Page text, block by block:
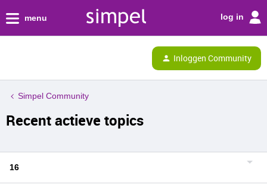
menu log in
Inloggen Community
Simpel Community
Recent actieve topics
16